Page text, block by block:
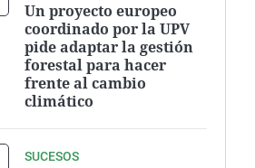
Un proyecto europeo
coordinado por la UPV
pide adaptar la gestión
forestal para hacer
frente al cambio
climático
SUCESOS